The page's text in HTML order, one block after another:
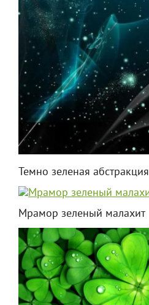
Темно зеленая абстракция
Мрамор зеленый малахит